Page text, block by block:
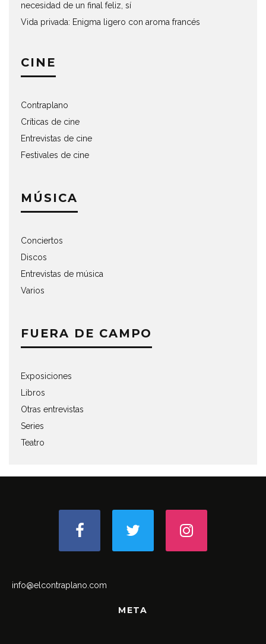
necesidad de un final feliz, sí
Vida privada: Enigma ligero con aroma francés
CINE
Contraplano
Críticas de cine
Entrevistas de cine
Festivales de cine
MÚSICA
Conciertos
Discos
Entrevistas de música
Varios
FUERA DE CAMPO
Exposiciones
Libros
Otras entrevistas
Series
Teatro
info@elcontraplano.com
META